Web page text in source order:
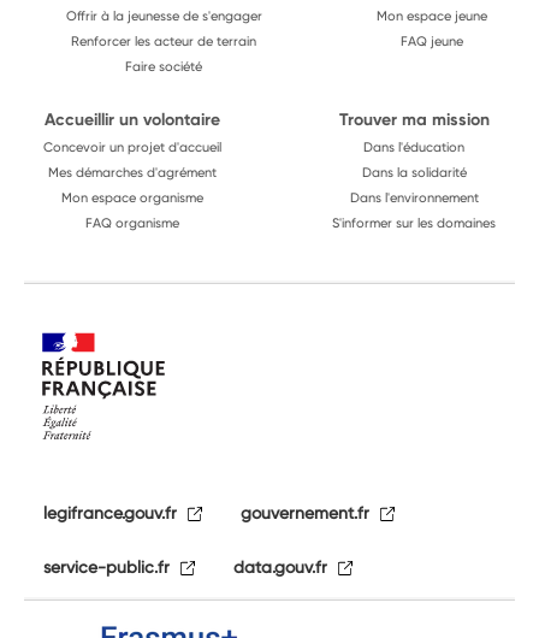
Offrir à la jeunesse de s'engager
Renforcer les acteur de terrain
Faire société
Mon espace jeune
FAQ jeune
Accueillir un volontaire
Concevoir un projet d'accueil
Mes démarches d'agrément
Mon espace organisme
FAQ organisme
Trouver ma mission
Dans l'éducation
Dans la solidarité
Dans l'environnement
S'informer sur les domaines
legifrance.gouv.fr gouvernement.fr
service-public.fr data.gouv.fr